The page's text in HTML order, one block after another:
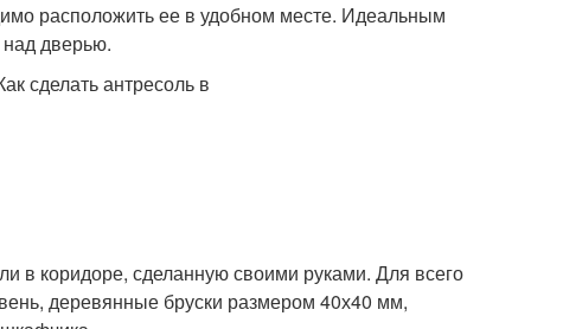
расположить ее в удобном месте. Идеальным
над дверью.
в коридоре, сделанную своими руками. Для всего
деревянные бруски размером 40х40 мм,